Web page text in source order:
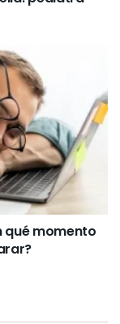
qué momento